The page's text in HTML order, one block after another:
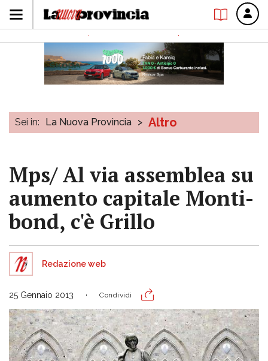
Sei in: La Nuova Provincia > Altro
Mps/ Al via assemblea su
aumento capitale Monti-
bond, c'è Grillo
Redazione web
25 Gennaio 2013 Condividi